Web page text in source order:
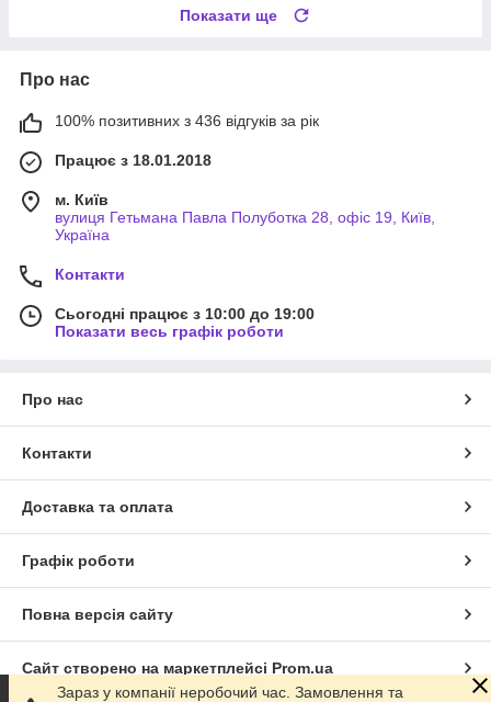
Показати ще
Про нас
100% позитивних з 436 відгуків за рік
Працює з 18.01.2018
м. Київ
вулиця Гетьмана Павла Полуботка 28, офіс 19, Київ,
Україна
Контакти
Сьогодні працює з 10:00 до 19:00
Показати весь графік роботи
Про нас
Контакти
Доставка та оплата
Графік роботи
Повна версія сайту
Сайт створено на маркетплейсі Prom.ua
Зараз у компанії неробочий час. Замовлення та